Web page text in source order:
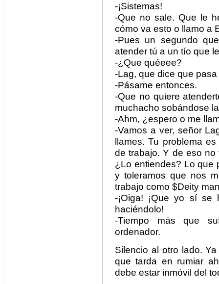
-¡Sistemas!
-Que no sale. Que le
cómo va esto o llamo a
-Pues un segundo
atender tú a un tío que
-¿Que quéeee?
-Lag, que dice que
-Pásame entonces.
-Que no quiere
muchacho sobándose
-Ahm, ¿espero o me
-Vamos a ver, señor
llames. Tu problema
de trabajo. Y de eso
¿Lo entiendes? Lo que
y toleramos que nos
trabajo como $Deity
-¡Oiga! ¡Que yo sí se
haciéndolo!
-Tiempo más que
ordenador.
Silencio al otro lado.
que tarda en rumiar
debe estar inmóvil del